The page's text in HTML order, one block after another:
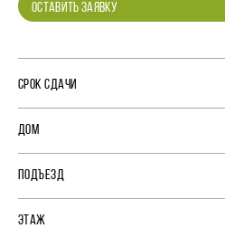
ОСТАВИТЬ ЗАЯВКУ
СРОК СДАЧИ
ДОМ
ПОДЪЕЗД
ЭТАЖ